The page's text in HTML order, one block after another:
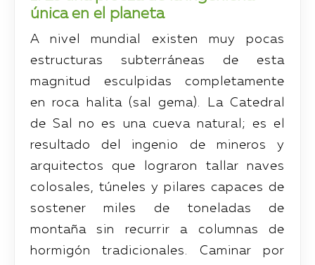
única en el planeta
A nivel mundial existen muy pocas
estructuras subterráneas de esta
magnitud esculpidas completamente
en roca halita (sal gema). La Catedral
de Sal no es una cueva natural; es el
resultado del ingenio de mineros y
arquitectos que lograron tallar naves
colosales, túneles y pilares capaces de
sostener miles de toneladas de
montaña sin recurrir a columnas de
hormigón tradicionales. Caminar por